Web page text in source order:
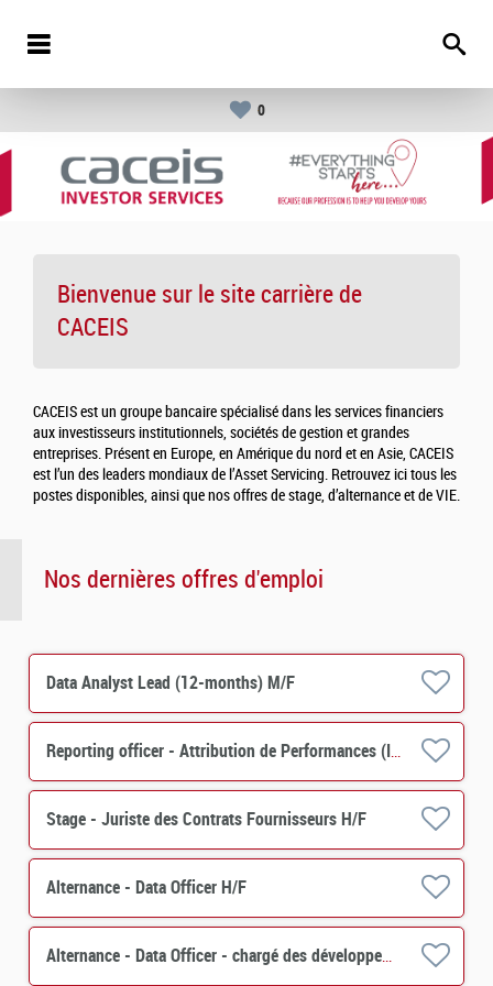
0
Bienvenue sur le site carrière de
CACEIS
CACEIS est un groupe bancaire spécialisé dans les services financiers
aux investisseurs institutionnels, sociétés de gestion et grandes
entreprises. Présent en Europe, en Amérique du nord et en Asie, CACEIS
est l’un des leaders mondiaux de l’Asset Servicing. Retrouvez ici tous les
postes disponibles, ainsi que nos offres de stage, d’alternance et de VIE.
Nos dernières offres d'emploi
Data Analyst Lead (12-months) M/F
Reporting officer - Attribution de Performances (IMS) H/F
Stage - Juriste des Contrats Fournisseurs H/F
Alternance - Data Officer H/F
Alternance - Data Officer - chargé des développements de projets et de contrôles